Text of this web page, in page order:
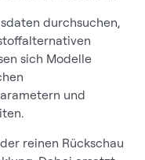
durchsuchen,
sich Modelle
und
reinen Rückschau